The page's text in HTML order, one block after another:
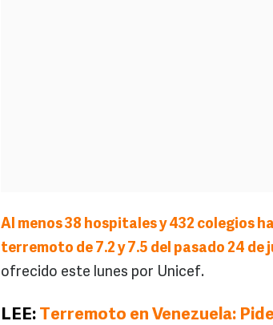
Al menos 38 hospitales y 432 colegios
terremoto de 7.2 y 7.5 del pasado 24 de
ofrecido este lunes por Unicef.
LEE: Terremoto en Venezuela: